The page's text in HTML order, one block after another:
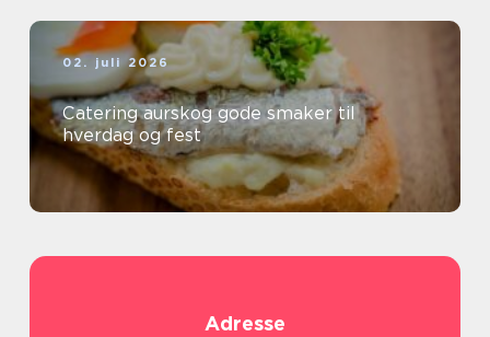
02. juli 2026
Catering aurskog gode smaker til
hverdag og fest
Adresse